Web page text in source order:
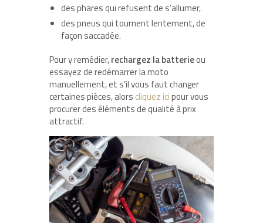
des phares qui refusent de s’allumer,
des pneus qui tournent lentement, de
façon saccadée.
Pour y remédier,rechargez la batterieou
essayez de redémarrer la moto
manuellement, et s’il vous faut changer
certaines pièces, alors cliquez icipour vous
procurer des éléments de qualité à prix
attractif.